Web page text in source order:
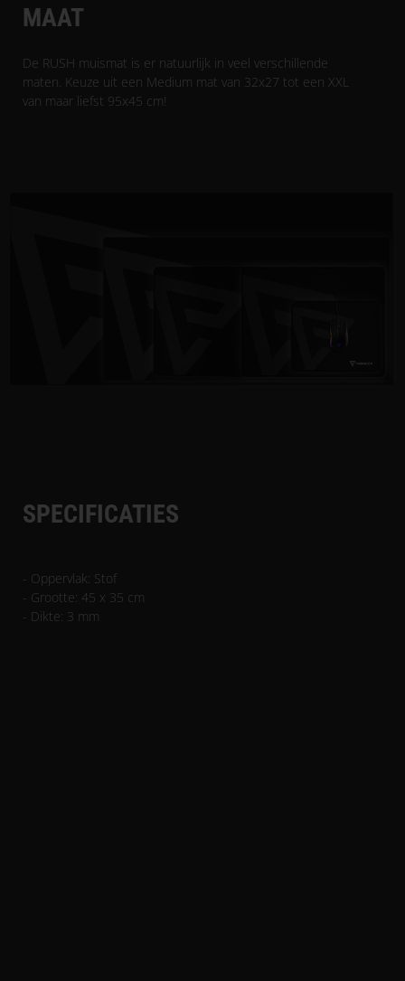
MAAT
De RUSH muismat is er natuurlijk in veel verschillende
maten. Keuze uit een Medium mat van 32x27 tot een XXL
van maar liefst 95x45 cm!
SPECIFICATIES
- Oppervlak: Stof
- Grootte: 45 x 35 cm
- Dikte: 3 mm